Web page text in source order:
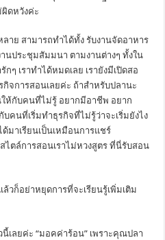
ผิดหวังค่ะ
าย สามารถทำได้ทั้ง รับงานจัดอาหาร
นประชุมสัมมนา ตามงานต่างๆ ทั้งใน
ๆ เราทำได้หมดเลย เรายังมีเปิดสอ
กิจการสอนเลยค่ะ ถ้าสำหรับปลานะ
ห้กับคนที่ไม่รู้ อยากมีอาชีพ อยาก
คนที่เริ่มทำธุรกิจที่ไม่รู้ว่าจะเริ่มยังไง
มาเรียนเป็นเหมือนการแชร์
ตล์การสอนเราไม่หวงสูตร ที่นี่รับสอน
ล้วก็อย่าหยุดการที่จะเรียนรู้เพิ่มเติม
เลยค่ะ “มอคค่าร้อน” เพราะคุณปลา